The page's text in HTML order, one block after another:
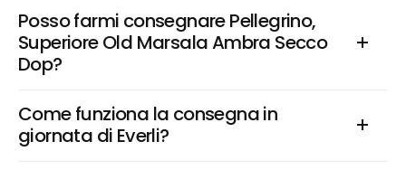
Posso farmi consegnare Pellegrino,
Superiore Old Marsala Ambra Secco
Dop?
Come funziona la consegna in
giornata di Everli?